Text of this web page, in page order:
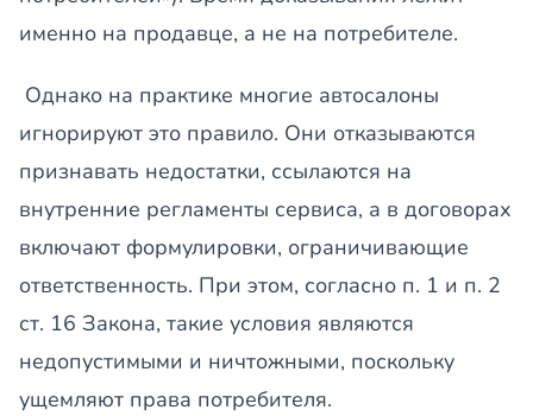
именно на продавце, а не на потребителе.
Однако на практике многие автосалоны
игнорируют это правило. Они отказываются
признавать недостатки, ссылаются на
внутренние регламенты сервиса, а в договорах
включают формулировки, ограничивающие
ответственность. При этом, согласно п. 1 и п. 2
ст. 16 Закона, такие условия являются
недопустимыми и ничтожными, поскольку
ущемляют права потребителя.